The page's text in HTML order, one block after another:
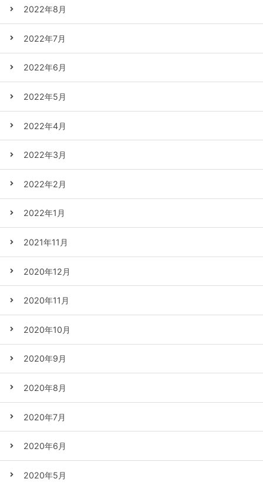
2022年8月
2022年7月
2022年6月
2022年5月
2022年4月
2022年3月
2022年2月
2022年1月
2021年11月
2020年12月
2020年11月
2020年10月
2020年9月
2020年8月
2020年7月
2020年6月
2020年5月